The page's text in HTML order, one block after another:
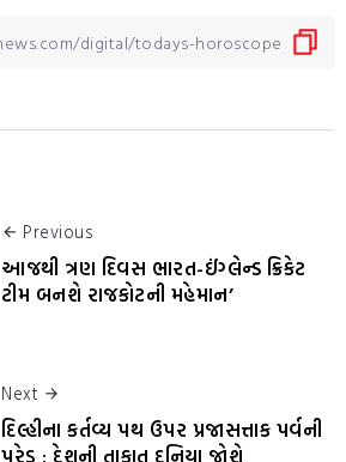
Previous
આજથી ત્રણ દિવસ ભારત-ઈંગ્લેન્ડ ક્રિકેટ
ટીમ બનશે રાજકોટની મહેમાન’
Next
દિલ્હીના કર્તવ્ય પથ ઉપર પ્રજાસત્તાક પર્વની